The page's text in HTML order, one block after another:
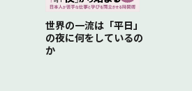
世界の一流は「平日」
の夜に何をしているの
か